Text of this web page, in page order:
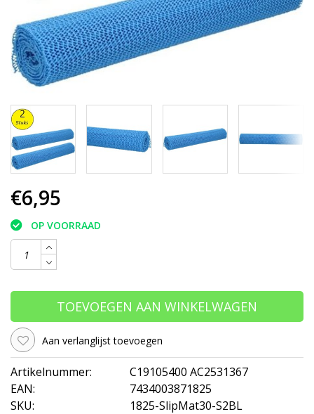
€6,95
OP VOORRAAD
TOEVOEGEN AAN WINKELWAGEN
Aan verlanglijst toevoegen
Artikelnummer:
C19105400 AC2531367
EAN:
7434003871825
SKU:
1825-SlipMat30-S2BL